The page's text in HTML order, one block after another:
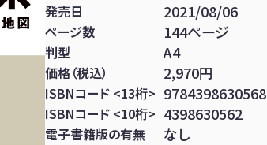
発売日 2021/08/06
ページ数 144ページ
判型 A4
価格（税込） 2,970円
ISBNコード <13桁> 9784398630568
ISBNコード <10桁> 4398630562
電子書籍版の有無 なし